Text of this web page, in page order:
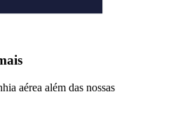
aérea além das nossas